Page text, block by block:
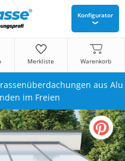
Konfigurator
Merkliste Warenkorb
aus Alu
im Freien